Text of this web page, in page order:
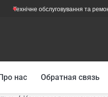
обслуговування та ремонт рокли
нас Обратная связь